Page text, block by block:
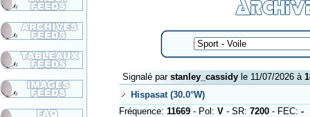
Signalé par stanley_cassidyle 11/07/2026 à
Hispasat (30.0°W)
Fréquence: 11669- Pol: V- SR: 7200- FEC: -